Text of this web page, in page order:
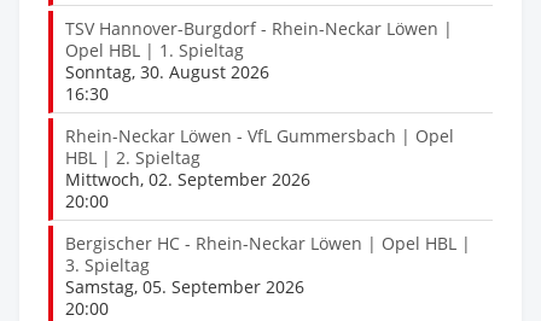
TSV Hannover-Burgdorf - Rhein-Neckar Löwen |
Opel HBL | 1. Spieltag
Sonntag, 30. August 2026
16:30
Rhein-Neckar Löwen - VfL Gummersbach | Opel
HBL | 2. Spieltag
Mittwoch, 02. September 2026
20:00
Bergischer HC - Rhein-Neckar Löwen | Opel HBL |
3. Spieltag
Samstag, 05. September 2026
20:00